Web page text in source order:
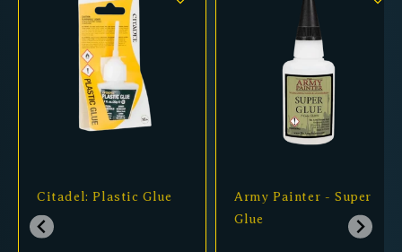
Citadel: Plastic Glue
Army Painter - Super
Glue